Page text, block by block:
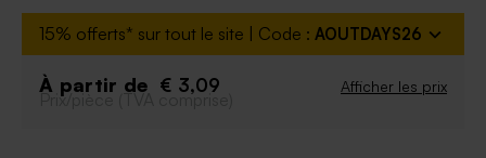
* Etiquette vendue séparément
À retenir :
Se vend par lot de 6 ex
Format : 6 cm x 4.2 cm
15% offerts* sur tout le site | Code : AOUTDAYS26
À partir de € 3,09 Afficher les prix
Prix/pièce (TVA comprise)